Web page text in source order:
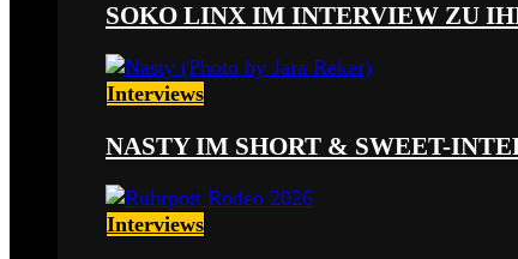
SOKO LINX IM INTERVIEW ZU
Interviews
NASTY IM SHORT & SWEET-
Interviews